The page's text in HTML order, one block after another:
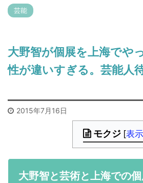
芸能
大野智が個展を上海でや
性が違いすぎる。芸能人
2015年7月16日
モクジ [表示
大野智と芸術と上海での